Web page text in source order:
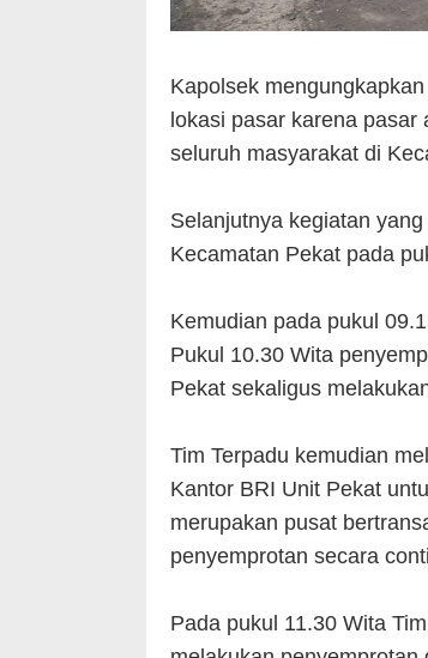
Kapolsek
lokasi pasar karena
seluruh masyarakat di
Selanjutnya kegiatan
Kecamatan Pekat pada
Kemudian pada pukul
Pukul 10.30 Wita
Pekat sekaligus
Tim Terpadu kemudian
Kantor BRI Unit Pekat
merupakan pusat
penyemprotan secara
Pada pukul 11.30 Wita